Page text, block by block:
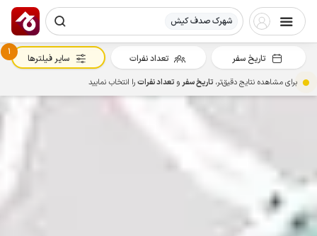
شهرک صدف کیش
تاریخ سفر تعداد نفرات
1
سایر فیلترها
برای مشاهده نتایج دقیق‌تر، تاریخ سفرو تعداد نفراترا انتخاب نمایید